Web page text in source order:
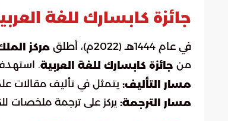
جائزة كابسارك للغة العربية
في عام 1444هـ (2022م)، أطلق مركز
من جائزة كابسارك للغة العربية.
مسار التأليف: يتمثل في تأليف مقالات
مسار الترجمة: يركز على ترجمة ملخصات